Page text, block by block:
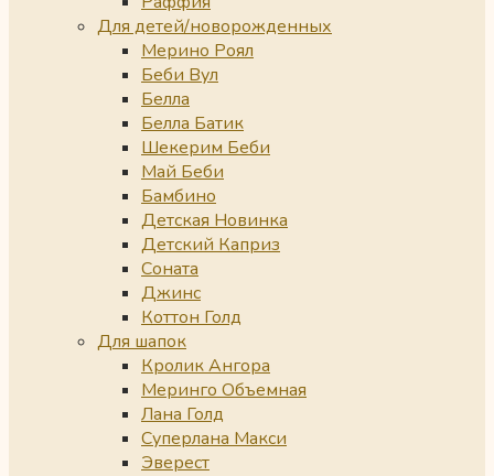
Для детей/новорожденных
Мерино Роял
Беби Вул
Белла
Белла Батик
Шекерим Беби
Май Беби
Бамбино
Детская Новинка
Детский Каприз
Соната
Джинс
Коттон Голд
Для шапок
Кролик Ангора
Меринго Объемная
Лана Голд
Суперлана Макси
Эверест